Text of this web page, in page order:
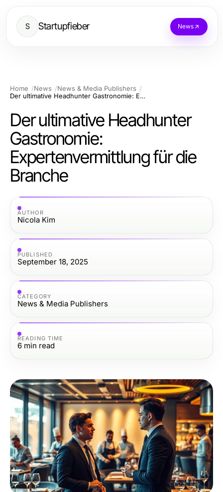
S Startupfieber News
Home News
News & Media Publishers
Der ultimative Headhunter Gastronomie: Expertenvermittlung für die Branche
Der ultimative Headhunter
Gastronomie:
Expertenvermittlung für die
Branche
AUTHOR
Nicola Kim
PUBLISHED
September 18, 2025
CATEGORY
News & Media Publishers
READING TIME
6 min read